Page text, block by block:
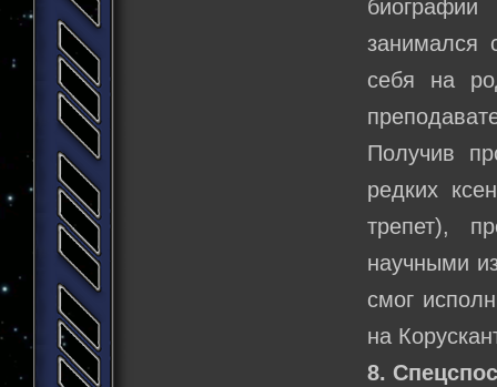
занимался
себя на
Получив
редких
трепет),
научными
смог
на
8.